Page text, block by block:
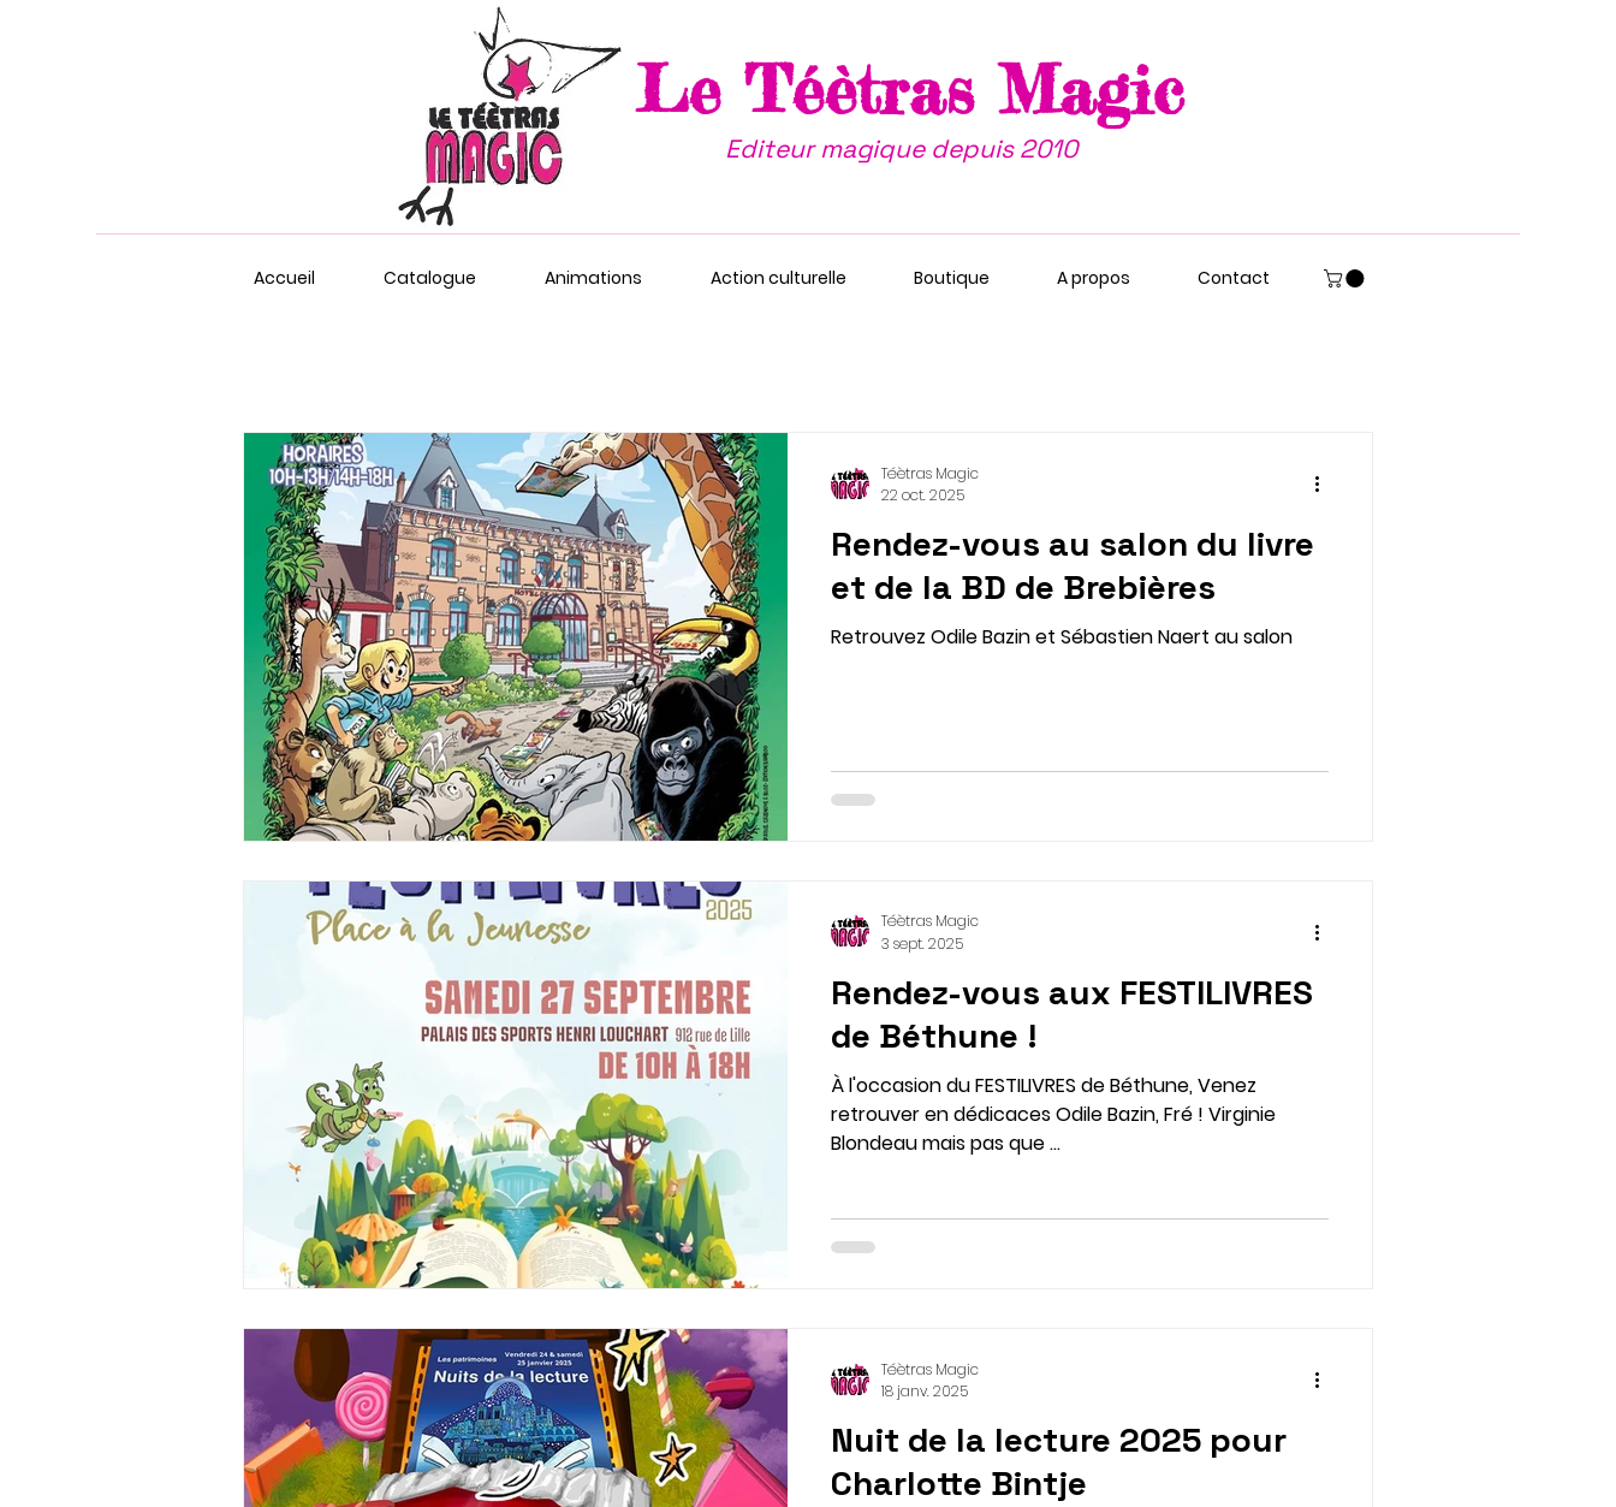
Le Téètras Magic
Editeur magique depuis 2010
Accueil Catalogue Animations Action culturelle Boutique A propos Contact
Rendez-vous au salon du livre
et de la BD de Brebières
Retrouvez Odile Bazin et Sébastien Naert au salon
Téètras Magic
22 oct. 2025
Rendez-vous aux FESTILIVRES
de Béthune !
À l'occasion du FESTILIVRES de Béthune, Venez
retrouver en dédicaces Odile Bazin, Fré ! Virginie
Blondeau mais pas que ...
Téètras Magic
3 sept. 2025
Nuit de la lecture 2025 pour
Charlotte Bintje
Téètras Magic
18 janv. 2025